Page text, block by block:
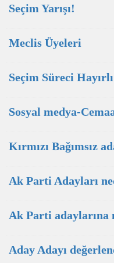
Seçim Yarışı!
Meclis Üyeleri
Seçim Süreci
Sosyal medya-
Kırmızı Bağımsız
Ak Parti Adayları
Ak Parti adaylarına
Aday Adayı